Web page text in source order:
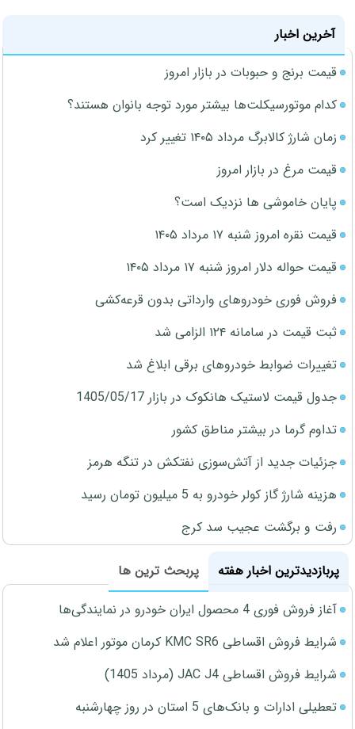
آخرین اخبار
قیمت برنج و حبوبات در بازار امروز
کدام موتورسیکلت‌ها بیشتر مورد توجه بانوان هستند؟
زمان شارژ کالابرگ مرداد ۱۴۰۵ تغییر کرد
قیمت مرغ در بازار امروز
پایان خاموشی ها نزدیک است؟
قیمت نقره امروز شنبه ۱۷ مرداد ۱۴۰۵
قیمت حواله دلار امروز شنبه ۱۷ مرداد ۱۴۰۵
فروش فوری خودروهای وارداتی بدون قرعه‌کشی
ثبت قیمت در سامانه ۱۲۴ الزامی شد
تغییرات ضوابط خودروهای برقی ابلاغ شد
جدول قیمت لاستیک هانکوک در بازار 1405/05/17
تداوم گرما در بیشتر مناطق کشور
جزئیات جدید از آتش‌سوزی نفتکش در تنگه هرمز
هزینه شارژ گاز کولر خودرو به 5 میلیون تومان رسید
رفت و برگشت عجیب سد کرج
پربازدیدترین اخبار هفته
پربحث ترین ها
آغاز فروش فوری 4 محصول ایران خودرو در نمایندگی‌ها
شرایط فروش اقساطی KMC SR6 کرمان موتور اعلام شد
شرایط فروش اقساطی JAC J4 (مرداد 1405)
تعطیلی ادارات و بانک‌های 5 استان در روز چهارشنبه